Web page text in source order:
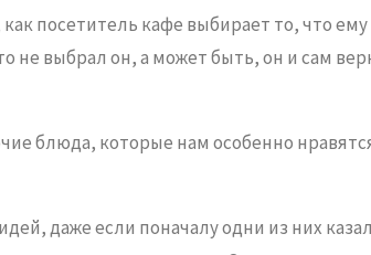
посетитель кафе выбирает то, что ему
не выбрал он, а может быть, он и сам
блюда, которые нам особенно
даже если поначалу одни из них